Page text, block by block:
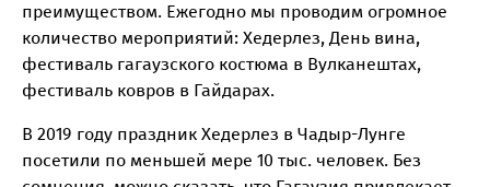
преимуществом. Ежегодно мы проводим огромное
количество мероприятий: Хедерлез, День вина,
фестиваль гагаузского костюма в Вулканештах,
фестиваль ковров в Гайдарах.
В 2019 году праздник Хедерлез в Чадыр-Лунге
посетили по меньшей мере 10 тыс. человек. Без